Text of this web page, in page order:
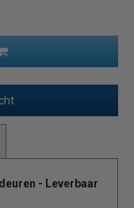
- Leverbaar